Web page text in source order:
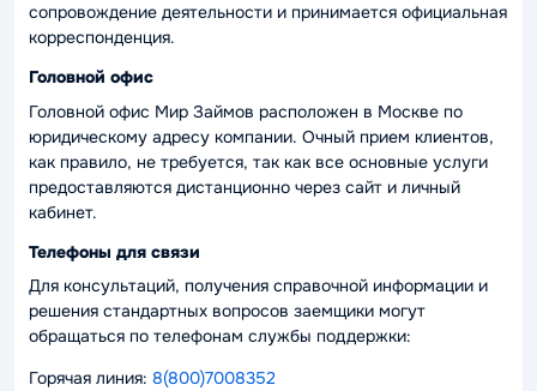
сопровождение деятельности и принимается официальная
корреспонденция.
Головной офис
Головной офис Мир Займов расположен в Москве по
юридическому адресу компании. Очный прием клиентов,
как правило, не требуется, так как все основные услуги
предоставляются дистанционно через сайт и личный
кабинет.
Телефоны для связи
Для консультаций, получения справочной информации и
решения стандартных вопросов заемщики могут
обращаться по телефонам службы поддержки:
Горячая линия: 8(800)7008352